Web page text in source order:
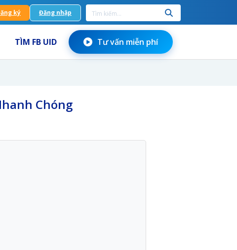
ký Đăng nhập
TÌM FB UID Tư vấn miễn phí
Chóng